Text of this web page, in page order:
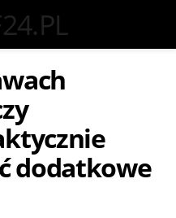
dodatkowe